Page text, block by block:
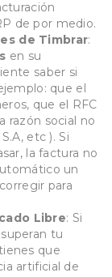
de por medio.
de Timbrar:
en su
saber si
que el
que el RFC
razón social no
etc ). Si
la factura no
un
para
Libre: Si
tu
que
artificial de